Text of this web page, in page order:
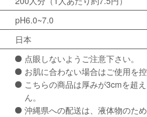
pH6.0~7.0
日本
点眼しないようご注意下さい。
お肌に合わない場合はご使用を控
こちらの商品は厚みが3cmを超
ん。
沖縄県への配送は、液体物のた